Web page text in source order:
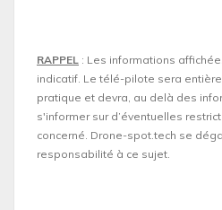
RAPPEL : Les informations
indicatif. Le télé-pilote sera
pratique et devra, au delà des
s'informer sur d’éventuelles
concerné. Drone-spot.tech se
responsabilité à ce sujet.